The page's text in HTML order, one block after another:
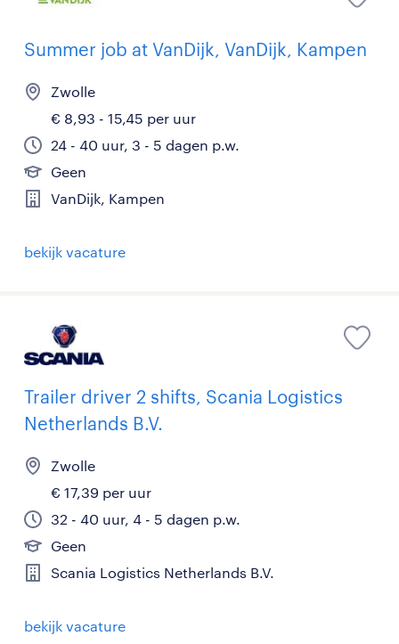
Summer job at VanDijk, VanDijk, Kampen
Zwolle
€ 8,93 - 15,45 per uur
24 - 40 uur, 3 - 5 dagen p.w.
Geen
VanDijk, Kampen
bekijk vacature
Trailer driver 2 shifts, Scania Logistics
Netherlands B.V.
Zwolle
€ 17,39 per uur
32 - 40 uur, 4 - 5 dagen p.w.
Geen
Scania Logistics Netherlands B.V.
bekijk vacature